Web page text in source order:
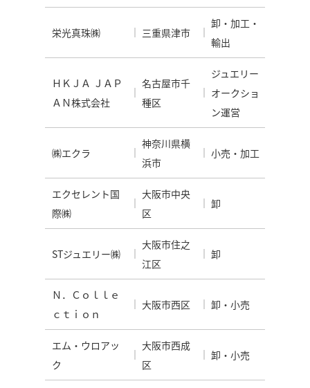
栄光真珠㈱ 三重県津市
卸・加工・
輸出
ＨＫＪＡ ＪＡＰ
ＡＮ株式会社
名古屋市千
種区
ジュエリー
オークショ
ン運営
㈱エクラ
神奈川県横
浜市
小売・加工
エクセレント国
際㈱
大阪市中央
区
卸
STジュエリー㈱
大阪市住之
江区
卸
Ｎ．Ｃｏｌｌｅ
ｃｔｉｏｎ
大阪市西区 卸・小売
エム・ウロアッ
ク
大阪市西成
区
卸・小売